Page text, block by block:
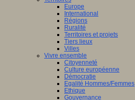
Europe
International
Régions
Ruralité
Territoires et projets
Tiers lieux
Villes
Vivre ensemble
Citoyenneté
Culture européenne
Démocratie
Egalité Hommes/Femmes
Ethique
Gouvernance